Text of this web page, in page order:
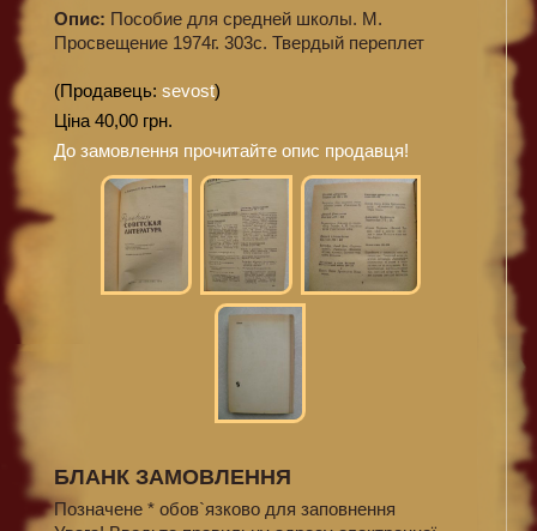
Опис: Пособие для средней школы. М.
Просвещение 1974г. 303с. Твердый переплет
(Продавець: sevost)
Ціна 40,00 грн.
До замовлення прочитайте опис продавця!
БЛАНК ЗАМОВЛЕННЯ
Позначене * обов`язково для заповнення